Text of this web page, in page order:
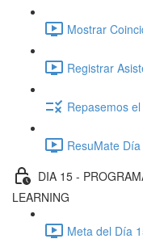
Mostrar
Registrar
Repasemos
ResuMate
DIA 15 -
LEARNING
Meta del Día